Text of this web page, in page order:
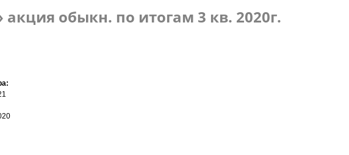
обыкн. по итогам 3 кв. 2020г.